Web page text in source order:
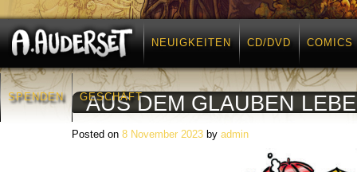
NEUIGKEITEN CD/DVD COMICS
SPENDEN GESCHÄFT
AUS DEM GLAUBEN
Posted on 8 November 2023 by admin